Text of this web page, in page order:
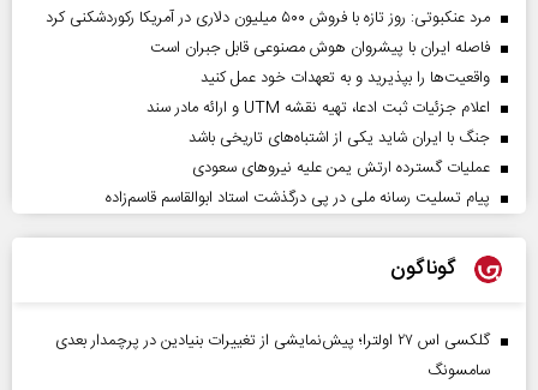
مرد عنکبوتی: روز تازه با فروش ۵۰۰ میلیون دلاری در آمریکا رکوردشکنی کرد
فاصله ایران با پیشرو‌ان هوش مصنوعی قابل جبران است
واقعیت‌ها را بپذیرید و به تعهدات خود عمل کنید
اعلام جزئیات ثبت ادعا، تهیه نقشه UTM و ارائه مادر سند
جنگ با ایران شاید یکی از اشتباه‌های تاریخی باشد
عملیات گسترده ارتش یمن علیه نیروهای سعودی
پیام تسلیت رسانه ملی در پی درگذشت استاد ابوالقاسم قاسم‌زاده
گوناگون
گلکسی اس ۲۷ اولترا؛ پیش‌نمایشی از تغییرات بنیادین در پرچمدار بعدی
سامسونگ